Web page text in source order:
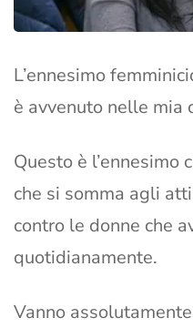
L’ennesimo
è avvenuto nelle mia
Questo è
che si somma agli
contro le donne che
quotidianamente.
Vanno